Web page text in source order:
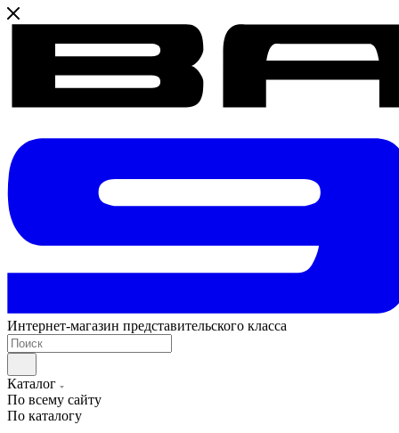
Интернет-магазин представительского класса
Каталог
По всему сайту
По каталогу